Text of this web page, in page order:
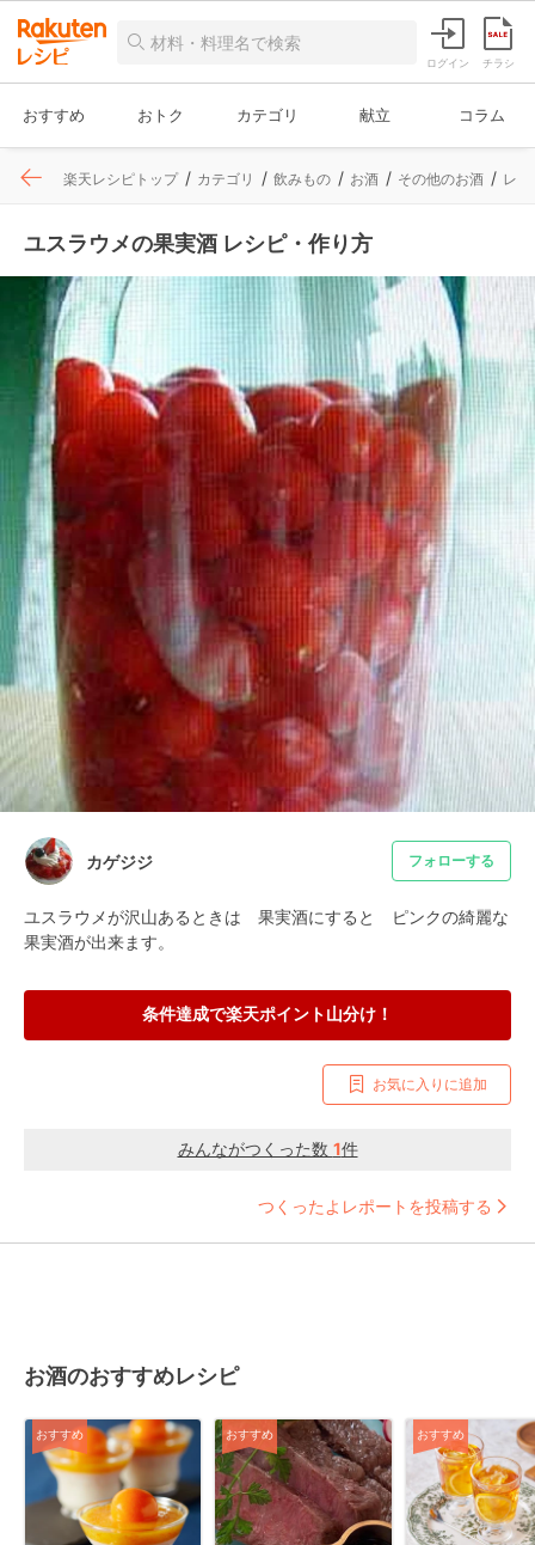
ログイン チラシ
おすすめ おトク カテゴリ 献立 コラム
楽天レシピトップ カテゴリ 飲みもの お酒 その他のお酒 レ
ユスラウメの果実酒 レシピ・作り方
カゲジジ フォローする
ユスラウメが沢山あるときは　果実酒にすると　ピンクの綺麗な
果実酒が出来ます。
条件達成で楽天ポイント山分け！
お気に入りに追加
みんながつくった数 1件
つくったよレポートを投稿する
お酒のおすすめレシピ
おすすめ おすすめ おすすめ